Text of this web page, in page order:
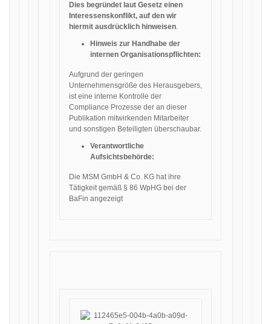
Dies begründet laut Gesetz einen
Interessenskonflikt, auf den wir
hiermit ausdrücklich hinweisen.
Hinweis zur Handhabe der
internen Organisationspflichten:
Aufgrund der geringen
Unternehmensgröße des Herausgebers,
ist eine interne Kontrolle der
Compliance Prozesse der an dieser
Publikation mitwirkenden Mitarbeiter
und sonstigen Beteiligten überschaubar.
Verantwortliche
Aufsichtsbehörde:
Die MSM GmbH & Co. KG hat ihre
Tätigkeit gemäß § 86 WpHG bei der
BaFin angezeigt